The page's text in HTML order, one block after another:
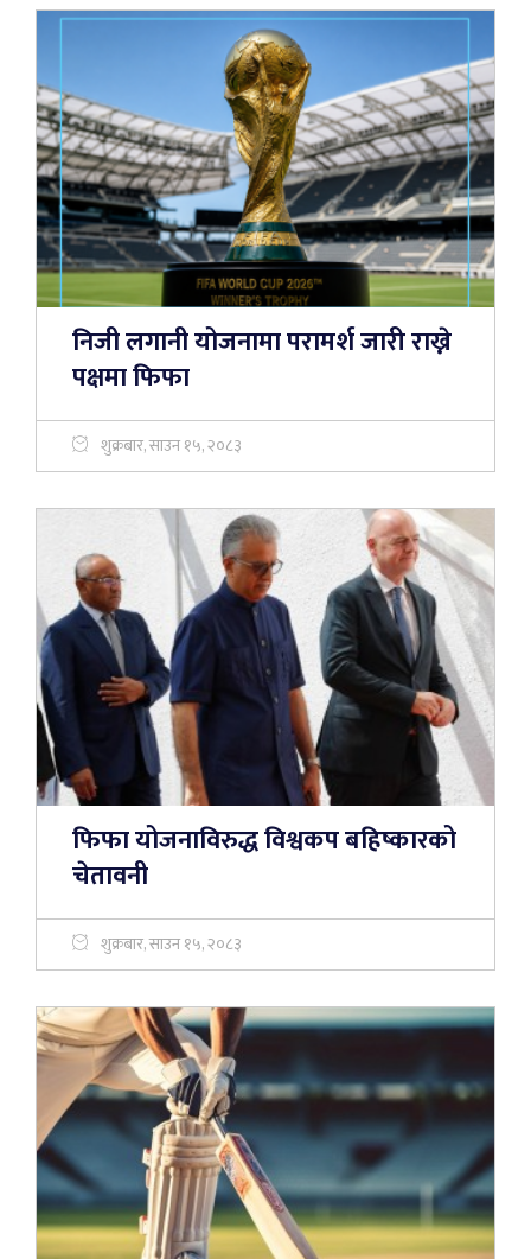
निजी लगानी योजनामा परामर्श जारी राख्ने
पक्षमा फिफा
शुक्रबार, साउन १५, २०८३
फिफा योजनाविरुद्ध विश्वकप बहिष्कारको
चेतावनी
शुक्रबार, साउन १५, २०८३